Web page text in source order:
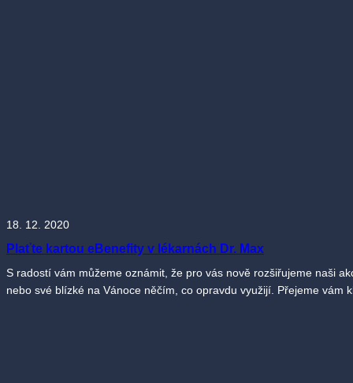
18. 12. 2020
Plaťte kartou eBenefity v lékarnách Dr. Max
S radostí vám můžeme oznámit, že pro vás nově rozšiřujeme naši
nebo své blízké na Vánoce něčím, co opravdu využijí. Přejeme